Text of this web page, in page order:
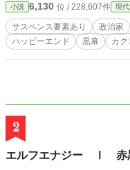
小説 6,130 位 / 228,607件 現
サスペンス要素あり 政治家
ハッピーエンド
黒幕 カク
2
エルフエナジー Ⅰ 赤